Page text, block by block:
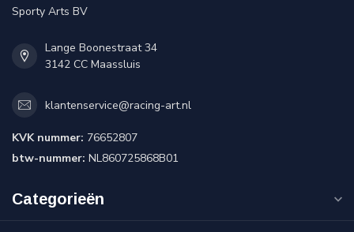
Sporty Arts BV
Lange Boonestraat 34
3142 CC Maassluis
klantenservice@racing-art.nl
KVK nummer: 76652807
btw-nummer: NL860725868B01
Categorieën